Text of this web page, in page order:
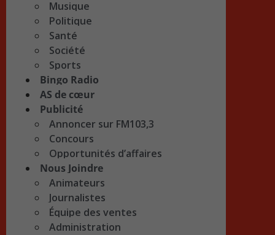
Musique
Politique
Santé
Société
Sports
Bingo Radio
AS de cœur
Publicité
Annoncer sur FM103,3
Concours
Opportunités d’affaires
Nous Joindre
Animateurs
Journalistes
Équipe des ventes
Administration